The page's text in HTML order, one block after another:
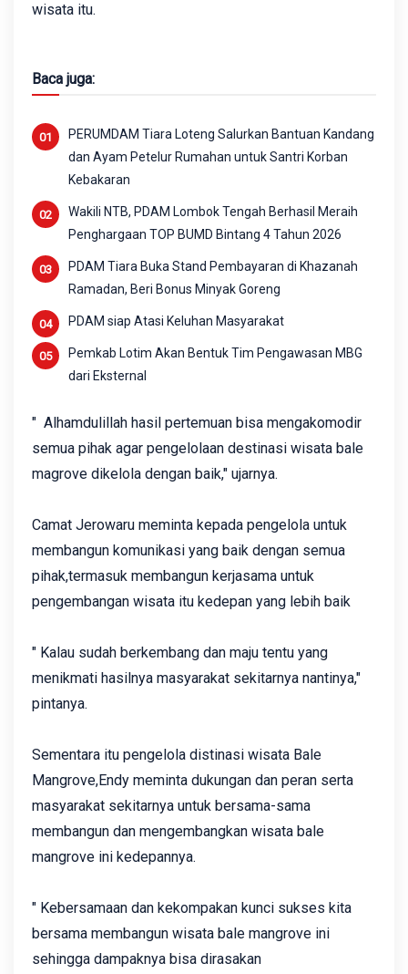
wisata itu.
Baca juga:
PERUMDAM Tiara Loteng Salurkan Bantuan Kandang
dan Ayam Petelur Rumahan untuk Santri Korban
Kebakaran
Wakili NTB, PDAM Lombok Tengah Berhasil Meraih
Penghargaan TOP BUMD Bintang 4 Tahun 2026
PDAM Tiara Buka Stand Pembayaran di Khazanah
Ramadan, Beri Bonus Minyak Goreng
PDAM siap Atasi Keluhan Masyarakat
Pemkab Lotim Akan Bentuk Tim Pengawasan MBG
dari Eksternal
" Alhamdulillah hasil pertemuan bisa mengakomodir
semua pihak agar pengelolaan destinasi wisata bale
magrove dikelola dengan baik," ujarnya.
Camat Jerowaru meminta kepada pengelola untuk
membangun komunikasi yang baik dengan semua
pihak,termasuk membangun kerjasama untuk
pengembangan wisata itu kedepan yang lebih baik
" Kalau sudah berkembang dan maju tentu yang
menikmati hasilnya masyarakat sekitarnya nantinya,"
pintanya.
Sementara itu pengelola distinasi wisata Bale
Mangrove,Endy meminta dukungan dan peran serta
masyarakat sekitarnya untuk bersama-sama
membangun dan mengembangkan wisata bale
mangrove ini kedepannya.
" Kebersamaan dan kekompakan kunci sukses kita
bersama membangun wisata bale mangrove ini
sehingga dampaknya bisa dirasakan